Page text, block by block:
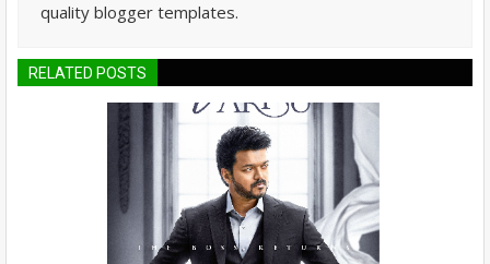
quality blogger templates.
RELATED POSTS